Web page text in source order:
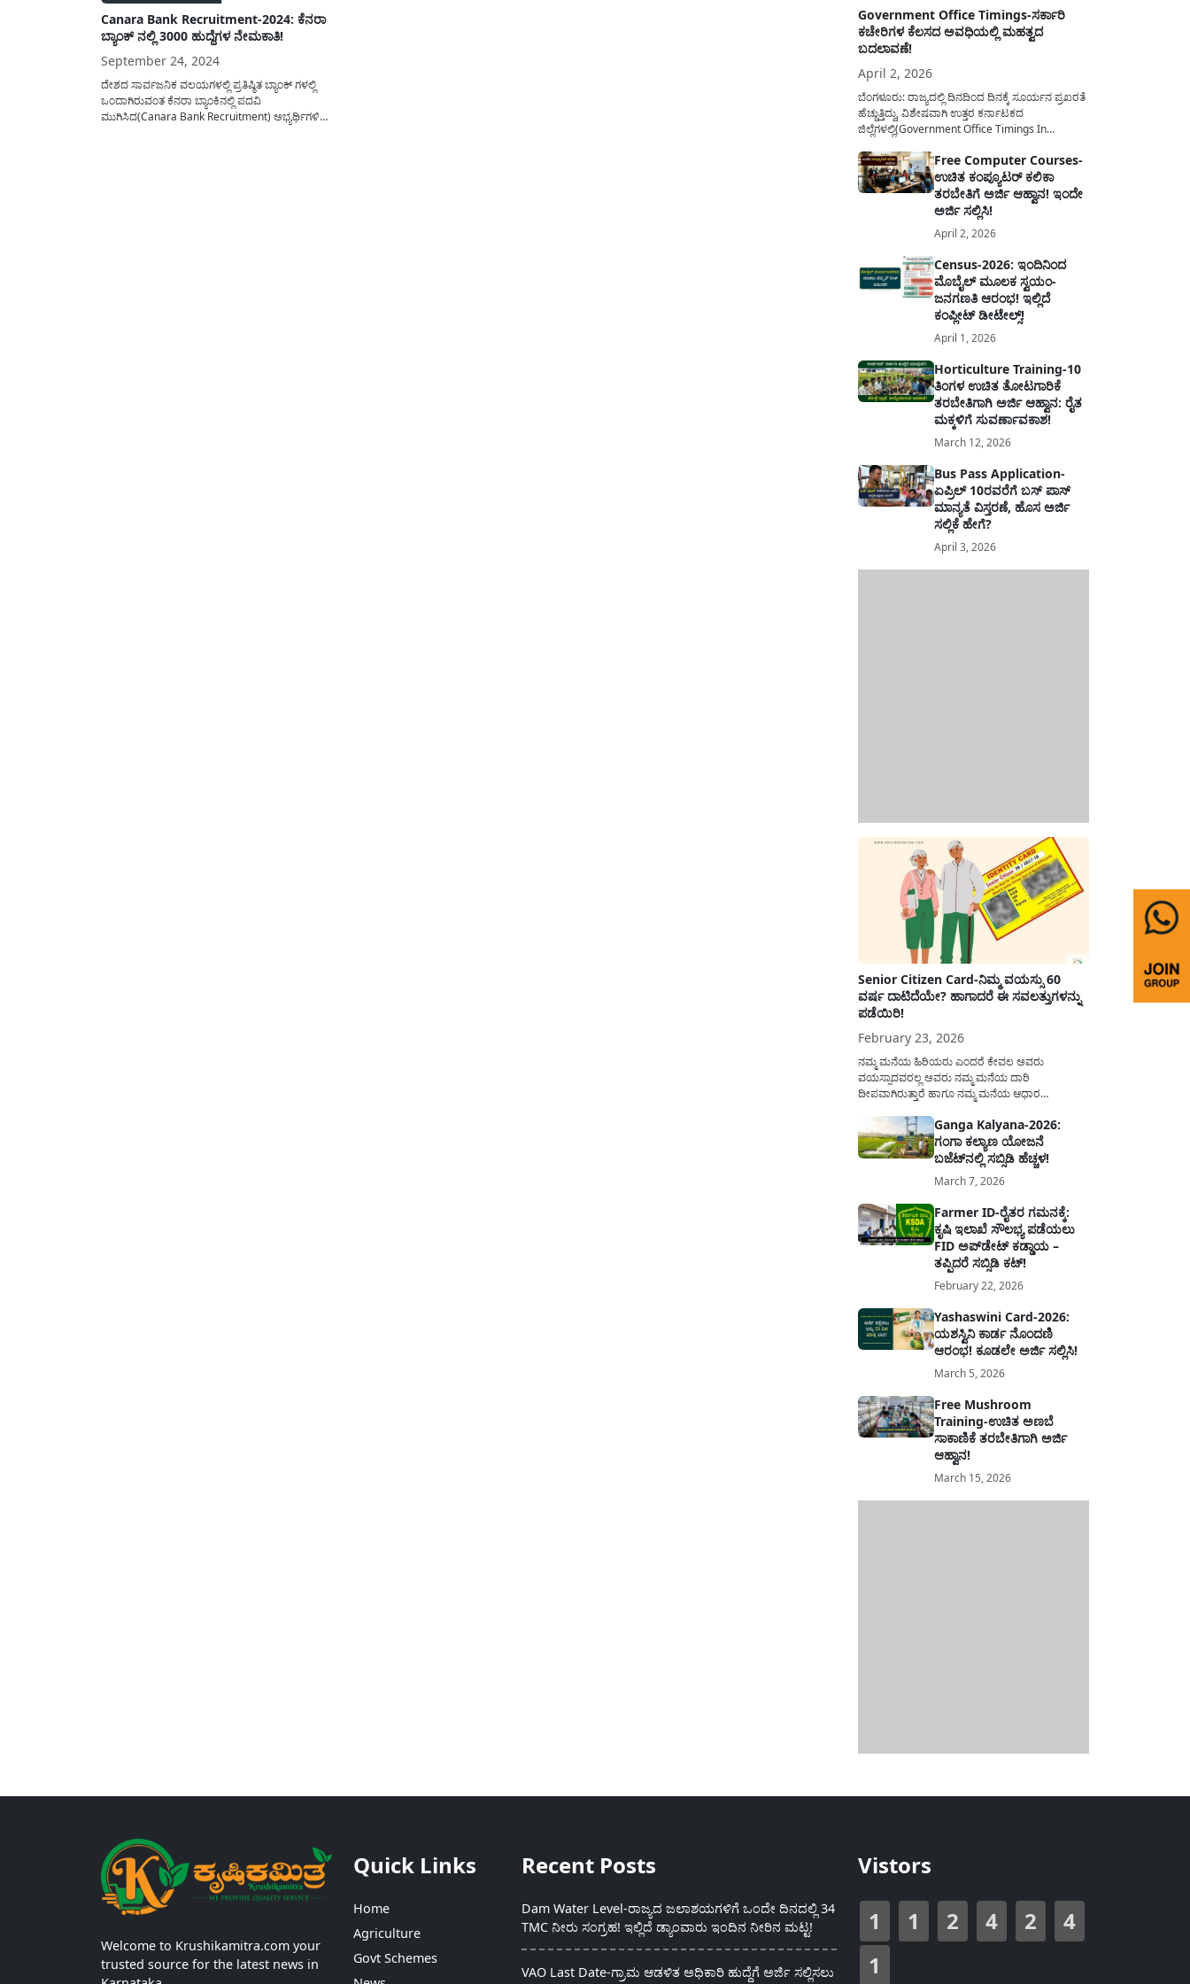
Canara Bank Recruitment-2024: ಕೆನರಾ
ಬ್ಯಾಂಕ್ ನಲ್ಲಿ 3000 ಹುದ್ದೆಗಳ ನೇಮಕಾತಿ!
September 24, 2024
ದೇಶದ ಸಾರ್ವಜನಿಕ ವಲಯಗಳಲ್ಲಿ ಪ್ರತಿಷ್ಠಿತ ಬ್ಯಾಂಕ್ ಗಳಲ್ಲಿ
ಒಂದಾಗಿರುವಂತ ಕೆನರಾ ಬ್ಯಾಂಕಿನಲ್ಲಿ ಪದವಿ
ಮುಗಿಸಿದ(Canara Bank Recruitment) ಅಭ್ಯರ್ಥಿಗಳಿಗೆ
Government Office Timings-ಸರ್ಕಾರಿ
ಕಚೇರಿಗಳ ಕೆಲಸದ ಅವಧಿಯಲ್ಲಿ ಮಹತ್ವದ
ಬದಲಾವಣೆ!
April 2, 2026
ಬೆಂಗಳೂರು: ರಾಜ್ಯದಲ್ಲಿ ದಿನದಿಂದ ದಿನಕ್ಕೆ ಸೂರ್ಯನ ಪ್ರಖರತೆ
ಹೆಚ್ಚುತ್ತಿದ್ದು, ವಿಶೇಷವಾಗಿ ಉತ್ತರ ಕರ್ನಾಟಕದ
ಜಿಲ್ಲೆಗಳಲ್ಲಿ(Government Office Timings In
ಹಿನ್ನೆಲೆಯಲ್ಲಿ ಸರ್ಕಾರಿ ನೌಕರರ ಹಿತದೃಷ್ಟಿಯಿಂದ ಹಾಗೂ
ಸಾರ್ವಜನಿಕರ ಅನುಕೂಲಕ್ಕಾಗಿ ಕರ್ನಾಟಕ ಸರ್ಕಾರವು
ಮಹತ್ವದ ನಿರ್ಧಾರವೊಂದನ್ನು ಕೈಗೊಂಡಿದೆ. ಕಿತ್ತೂರು ಕರ್ನಾಟಕ
ಮತ್ತು ಕಲ್ಯಾಣ ಕರ್ನಾಟಕದ ಒಟ್ಟು 9 ಜಿಲ್ಲೆಗಳಲ್ಲಿ ಏಪ್ರಿಲ್...
Free Computer Courses-
ಉಚಿತ ಕಂಪ್ಯೂಟರ್ ಕಲಿಕಾ
ತರಬೇತಿಗೆ ಅರ್ಜಿ ಆಹ್ವಾನ! ಇಂದೇ
ಅರ್ಜಿ ಸಲ್ಲಿಸಿ!
April 2, 2026
Census-2026: ಇಂದಿನಿಂದ
ಮೊಬೈಲ್ ಮೂಲಕ ಸ್ವಯಂ-
ಜನಗಣತಿ ಆರಂಭ! ಇಲ್ಲಿದೆ
ಕಂಪ್ಲೀಟ್ ಡೀಟೇಲ್ಸ್!
April 1, 2026
Horticulture Training-10
ತಿಂಗಳ ಉಚಿತ ತೋಟಗಾರಿಕೆ
ತರಬೇತಿಗಾಗಿ ಅರ್ಜಿ ಆಹ್ವಾನ: ರೈತ
ಮಕ್ಕಳಿಗೆ ಸುವರ್ಣಾವಕಾಶ!
March 12, 2026
Bus Pass Application-
ಏಪ್ರಿಲ್ 10ರವರೆಗೆ ಬಸ್ ಪಾಸ್
ಮಾನ್ಯತೆ ವಿಸ್ತರಣೆ, ಹೊಸ ಅರ್ಜಿ
ಸಲ್ಲಿಕೆ ಹೇಗೆ?
April 3, 2026
Senior Citizen Card-ನಿಮ್ಮ ವಯಸ್ಸು 60
ವರ್ಷ ದಾಟಿದೆಯೇ? ಹಾಗಾದರೆ ಈ ಸವಲತ್ತುಗಳನ್ನು
ಪಡೆಯಿರಿ!
February 23, 2026
ನಮ್ಮ ಮನೆಯ ಹಿರಿಯರು ಎಂದರೆ ಕೇವಲ ಅವರು
ವಯಸ್ಸಾದವರಲ್ಲ ಅವರು ನಮ್ಮ ಮನೆಯ ದಾರಿ
ದೀಪವಾಗಿರುತ್ತಾರೆ ಹಾಗೂ ನಮ್ಮ ಮನೆಯ ಆಧಾರ
ಸಮಾಜಕ್ಕಾಗಿ ದುಡಿತಿರುತ್ತಾರೆ ಹಾಗೆಯೇ ಅವರು ತಮ್ಮ 60
ವರ್ಷಗಳ ನಂತರದ ಜೀವನವನ್ನು ನೆಮ್ಮದಿಯಿಂದ
ಕಳೆಯಬೇಕೆಂಬುದು ಪ್ರತಿಯೊಬ್ಬರ ಕನಸಾಗಿರುತ್ತದೆ ಆದ್ದರಿಂದ
ಸರ್ಕಾರವು ಹಿರಿಯ ನಾಗರಿಕರ ಗುರುತಿನ ಚೀಟಿ...
Ganga Kalyana-2026:
ಗಂಗಾ ಕಲ್ಯಾಣ ಯೋಜನೆ
ಬಜೆಟ್‌ನಲ್ಲಿ ಸಬ್ಸಿಡಿ ಹೆಚ್ಚಳ!
March 7, 2026
Farmer ID-ರೈತರ ಗಮನಕ್ಕೆ:
ಕೃಷಿ ಇಲಾಖೆ ಸೌಲಭ್ಯ ಪಡೆಯಲು
FID ಅಪ್‌ಡೇಟ್ ಕಡ್ಡಾಯ –
ತಪ್ಪಿದರೆ ಸಬ್ಸಿಡಿ ಕಟ್!
February 22, 2026
Yashaswini Card-2026:
ಯಶಸ್ವಿನಿ ಕಾರ್ಡ ನೊಂದಣಿ
ಆರಂಭ! ಕೂಡಲೇ ಅರ್ಜಿ ಸಲ್ಲಿಸಿ!
March 5, 2026
Free Mushroom
Training-ಉಚಿತ ಅಣಬೆ
ಸಾಕಾಣಿಕೆ ತರಬೇತಿಗಾಗಿ ಅರ್ಜಿ
ಆಹ್ವಾನ!
March 15, 2026
Welcome to Krushikamitra.com your
trusted source for the latest news in
Quick Links
Home
Agriculture
Govt Schemes
Recent Posts
Dam Water Level-ರಾಜ್ಯದ ಜಲಾಶಯಗಳಿಗೆ ಒಂದೇ ದಿನದಲ್ಲಿ 34
TMC ನೀರು ಸಂಗ್ರಹ! ಇಲ್ಲಿದೆ ಡ್ಯಾಂವಾರು ಇಂದಿನ ನೀರಿನ ಮಟ್ಟ!
VAO Last Date-ಗ್ರಾಮ ಆಡಳಿತ ಅಧಿಕಾರಿ ಹುದ್ದೆಗೆ ಅರ್ಜಿ ಸಲ್ಲಿಸಲು
Vistors
1
1 2 4 2
4
1